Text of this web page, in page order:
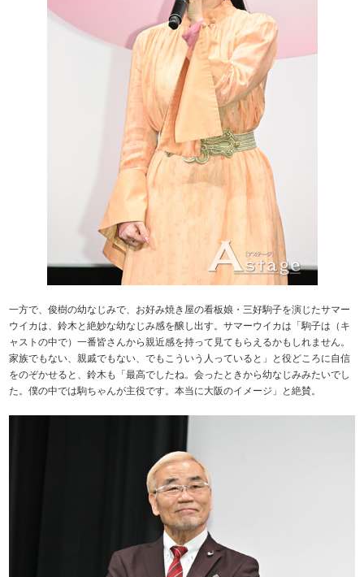
一方で、俊樹の幼なじみで、お好み焼き屋の看板娘・三好駒子を演じたサマー
ウイカは、鈴木と絶妙な幼なじみ感を醸し出す。サマーウイカは「駒子は（キ
ャストの中で）一番皆さんから親近感を持って見てもらえるかもしれません。
家族でもない、親戚でもない、でもこういう人っていると」と役どころに自信
をのぞかせると、鈴木も「最高でしたね。会ったときから幼なじみみたいでし
た。僕の中では駒ちゃんが主役です。本当に大阪のイメージ」と絶賛。